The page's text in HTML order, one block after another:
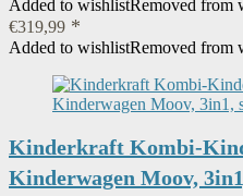
Artikelgewicht ‎16
Added to wishlistRemoved from
€319,99
Added to wishlistRemoved from
Kinderkraft Kombi-
Kinderwagen Moov,